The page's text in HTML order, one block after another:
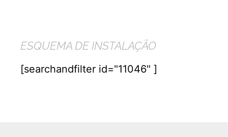
ESQUEMA DE INSTALAÇÃO
[searchandfilter id="11046" ]